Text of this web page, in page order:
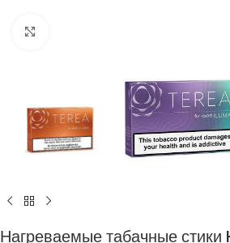
Нагреваемые табачные стики